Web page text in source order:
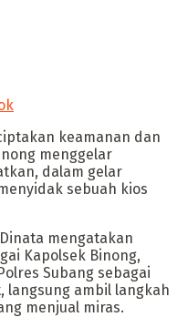
keamanan dan
menggelar
dalam gelar
sebuah kios
mengatakan
Kapolsek Binong,
Subang sebagai
langsung ambil langkah
menjual miras.